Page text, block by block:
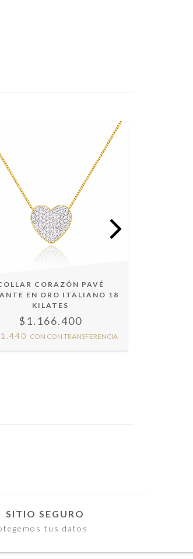
CORAZÓN PAVÉ
EN ORO ITALIANO 18
KILATES
$1.166.400
CON CON TRANSFERENCIA
SITIO SEGURO
tus datos